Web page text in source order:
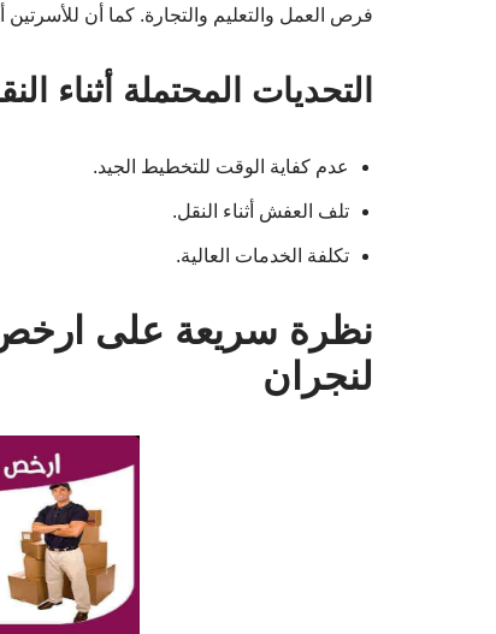
فرص العمل والتعليم والتجارة. كما أن للأسرتين
التحديات المحتملة أثناء
عدم كفاية الوقت للتخطيط الجيد.
تلف العفش أثناء النقل.
تكلفة الخدمات العالية.
نظرة سريعة على
لنجران